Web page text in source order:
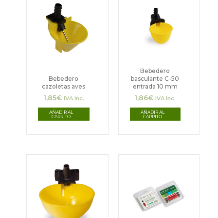
producto
de
producto
Bebedero
cazoletas aves
1,85€ IVA Inc.
AÑADIR AL
CARRITO
Bebedero
basculante C-50
entrada 10 mm
1,86€ IVA Inc.
AÑADIR AL
CARRITO